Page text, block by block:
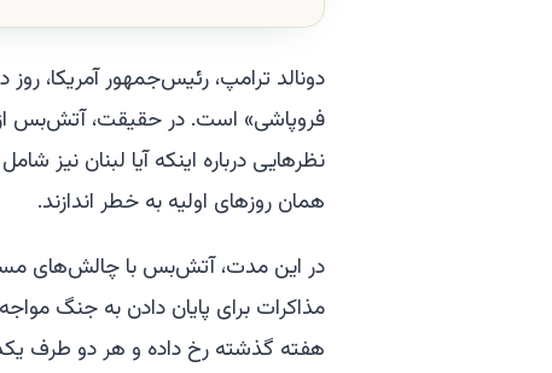
دونالد ترامپ، رئیس‌جمهور آمریکا،
فروپاشی» است. در حقیقت، آتش‌بس از
نظرهایی درباره اینکه آیا لبنان نیز
همان روزهای اولیه به خطر اندازند.
در این مدت، آتش‌بس با چالش‌های
مذاکرات برای پایان دادن به جنگ
هفته گذشته رخ داده و هر دو طرف